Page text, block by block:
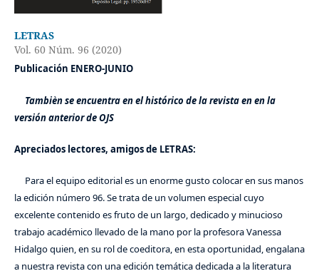
LETRAS
Vol. 60 Núm. 96 (2020)
Publicación ENERO-JUNIO
Tambièn se encuentra en el histórico de la revista en en la
versión anterior de OJS
Apreciados lectores, amigos de LETRAS:
Para el equipo editorial es un enorme gusto colocar en sus manos
la edición número 96. Se trata de un volumen especial cuyo
excelente contenido es fruto de un largo, dedicado y minucioso
trabajo académico llevado de la mano por la profesora Vanessa
Hidalgo quien, en su rol de coeditora, en esta oportunidad, engalana
a nuestra revista con una edición temática dedicada a la literatura